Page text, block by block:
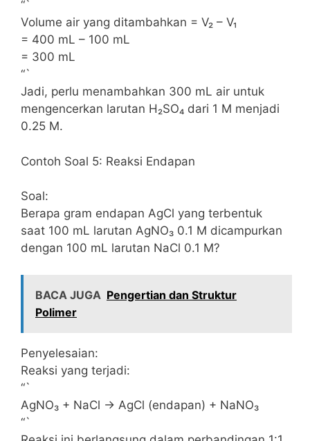
“`
Volume air yang ditambahkan = V₂ – V₁
= 400 mL – 100 mL
= 300 mL
“`
Jadi, perlu menambahkan 300 mL air untuk
mengencerkan larutan H₂SO₄ dari 1 M menjadi
0.25 M.
Contoh Soal 5: Reaksi Endapan
Soal:
Berapa gram endapan AgCl yang terbentuk
saat 100 mL larutan AgNO₃ 0.1 M dicampurkan
dengan 100 mL larutan NaCl 0.1 M?
BACA JUGA Pengertian dan Struktur
Polimer
Penyelesaian:
Reaksi yang terjadi:
“`
AgNO₃ + NaCl → AgCl (endapan) + NaNO₃
“`